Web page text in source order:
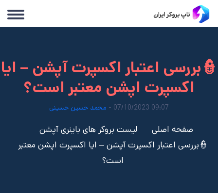
👮بررسی اعتبار اکسپرت آپشن – ایا
اکسپرت اپشن معتبر است؟
09:07 07/10/2023 - محمد حسین حسینی
صفحه اصلی
لیست بروکر های باینری آپشن
👮بررسی اعتبار اکسپرت آپشن – ایا اکسپرت اپشن معتبر
است؟